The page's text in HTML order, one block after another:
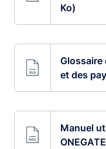
Ko)
Glossaire
et des
Manuel